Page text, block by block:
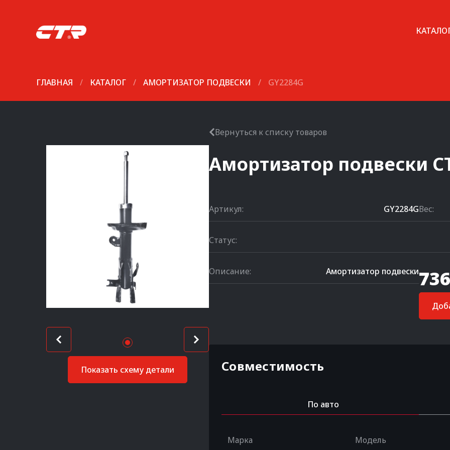
ГЛАВНАЯ / КАТАЛОГ / АМОРТИЗАТОР ПОДВЕСКИ / GY2284G
Показать схему детали
Вернуться к списку товаров
Амортизатор подвески
Артикул: GY2284GВес:
Статус:
Описание: Амортизатор подвески
Совместимость
По авто
Марка Модель